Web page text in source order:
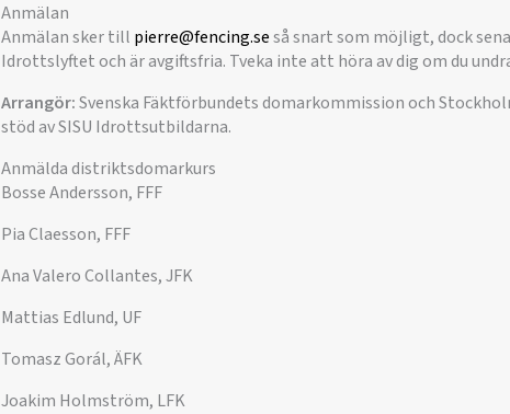
Anmälan
Anmälan sker till pierre@fencing.seså snart som möjligt, dock
Idrottslyftet och är avgiftsfria. Tveka inte att höra av dig om du
Arrangör:Svenska Fäktförbundets domarkommission och
stöd av SISU Idrottsutbildarna.
Anmälda distriktsdomarkurs
Bosse Andersson, FFF
Pia Claesson, FFF
Ana Valero Collantes, JFK
Mattias Edlund, UF
Tomasz Gorál, ÄFK
Joakim Holmström, LFK